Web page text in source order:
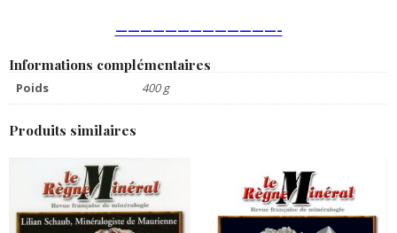
—————————————–
Informations complémentaires
Poids 400 g
Produits similaires